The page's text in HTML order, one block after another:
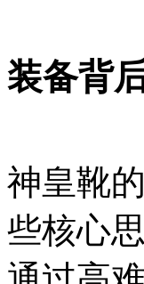
装备背
神皇靴
些核心